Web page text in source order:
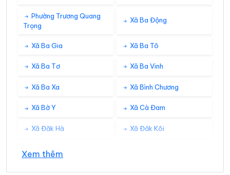
Phường Trương Quang
Trọng
Xã Ba Động
Xã Ba Gia Xã Ba Tô
Xã Ba Tơ Xã Ba Vinh
Xã Ba Xa Xã Bình Chương
Xã Bờ Y Xã Cà Đam
Xã Đăk Hà Xã Đăk Kôi
Xã Đăk Long
Xã Đăk Môn Xã Đăk Pék
Xem thêm